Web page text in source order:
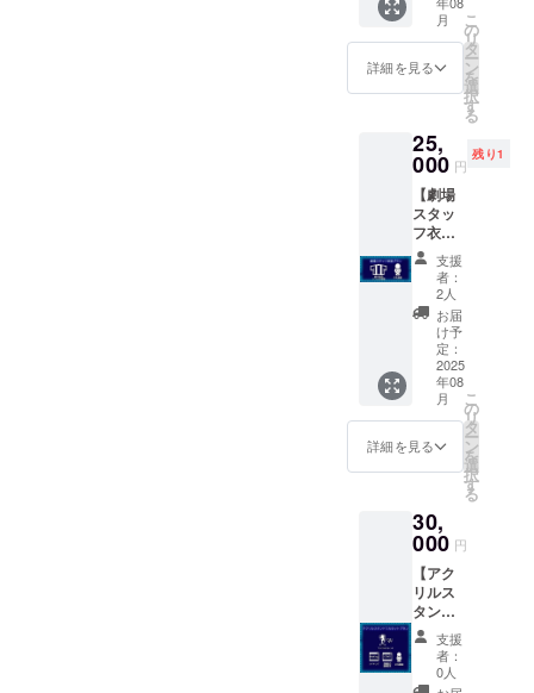
いちば
ん長い
編版の
配信
月程
度・ダ
ウン
ロード
不可）
・お礼
動画DL
配信
（期間
限定1
年、ダ
ウン
ロード
可）
画像は
選べま
せん、
サイン
す） ・
オリジ
ナルT
シャツ
（ver2
） ・来
年完成
予定の
「はな
まる劇
場のい
ちばん
長い
日」長
編版の
（期間
限定1ヶ
ウン
ロード
不可）
・お礼
動画DL
配信
（期間
限定1
年、ダ
イン
キャス
ト4名と
越坂監
（ただ
し、倖
田李梨
さんは
劇場ス
ケ
ジュー
ルに
よって
参加で
きない
場合が
ありま
す、ま
た急病
等によ
り参加
ご返金
できま
せんの
で、あ
らかじ
めご了
承くだ
い）。
をお届
け （備
考欄に
一般作
希望か
R15希
お書き
くださ
い、一
部サン
プルに
なりま
す） ・
スチー
ルデー
タ（今
回新撮
分）、
台本
データ
・オリ
ジナルT
シャツ
「はな
まる劇
場のい
ちばん
長い
日」長
編版の
配信
（期間
月
詳細を見る
こ
の
リ
タ
ー
ン
を
選
択
す
る
25,
000 円
残り1
【劇場
スタッ
フ衣装
プラ
ン】 ・
劇中使
用のは
なまる
劇場の
ハッピ
の衣装
をお好
きな
キャス
ト1名の
サイン
てお届
け（誰
が着た
ものか
は指定
できま
せん、
帯はな
い場合
支援
者：
2人
お届
け予
定：
2025
年08
月
詳細を見る
こ
の
リ
タ
ー
ン
を
選
択
す
る
30,
000 円
【アク
リルス
タンド
フル
セット
プラ
ン】 ・
支援
者：
0人